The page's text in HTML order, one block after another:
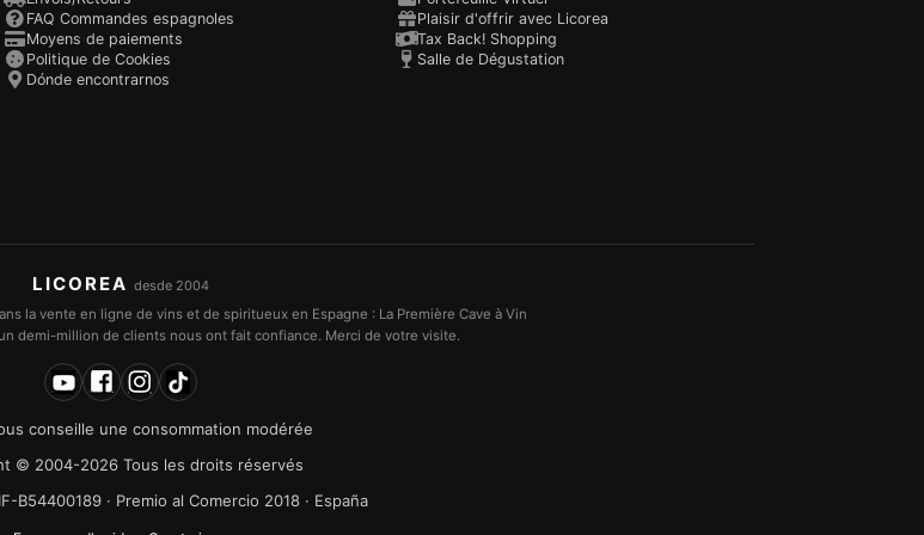
FAQ Commandes espagnoles
Moyens de paiements
Politique de Cookies
Dónde encontrarnos
Plaisir d'offrir avec Licorea
Tax Back! Shopping
Salle de Dégustation
LICOREA desde 2004
la vente en ligne de vins et de spiritueux en Espagne : La Première Cave à Vin
demi-million de clients nous ont fait confiance. Merci de votre visite.
conseille une consommation modérée
© 2004-2026 Tous les droits réservés
B54400189 · Premio al Comercio 2018 · España